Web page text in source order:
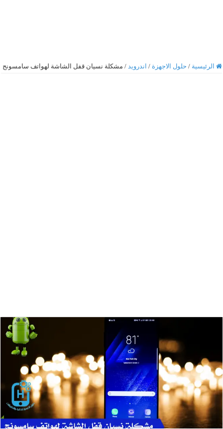
الرئيسية / حلول الاجهزة / اندرويد / مشكلة نسيان قفل الشاشة لهواتف سامسونج